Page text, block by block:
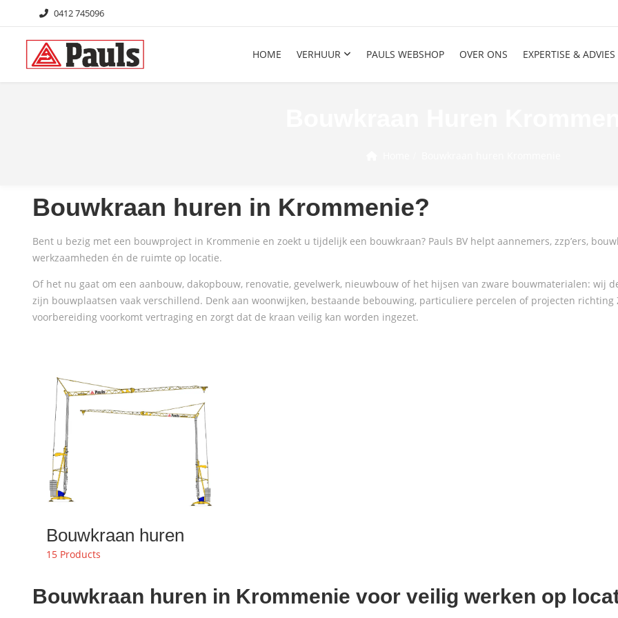
0412 745096
HOME VERHUUR PAULS WEBSHOP OVER ONS EXPERTISE & ADVIES
Bouwkraan huren in Krommenie?
Bent u bezig met een bouwproject in Krommenie en zoekt u tijdelijk een bouwkraan? Pauls BV helpt aannemers, zzp’ers,
werkzaamheden én de ruimte op locatie.
Of het nu gaat om een aanbouw, dakopbouw, renovatie, gevelwerk, nieuwbouw of het hijsen van zware bouwmaterialen: wij
zijn bouwplaatsen vaak verschillend. Denk aan woonwijken, bestaande bebouwing, particuliere percelen of projecten
voorbereiding voorkomt vertraging en zorgt dat de kraan veilig kan worden ingezet.
Bouwkraan huren
15 Products
Bouwkraan huren in Krommenie voor veilig werken op